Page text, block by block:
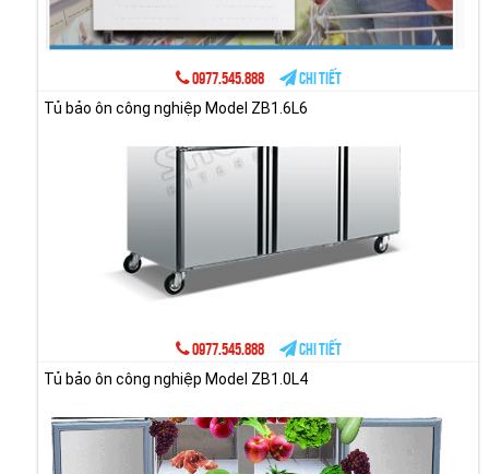
0977.545.888
Chi tiết
Tủ bảo ôn công nghiệp Model ZB1.6L6
0977.545.888
Chi tiết
Tủ bảo ôn công nghiệp Model ZB1.0L4